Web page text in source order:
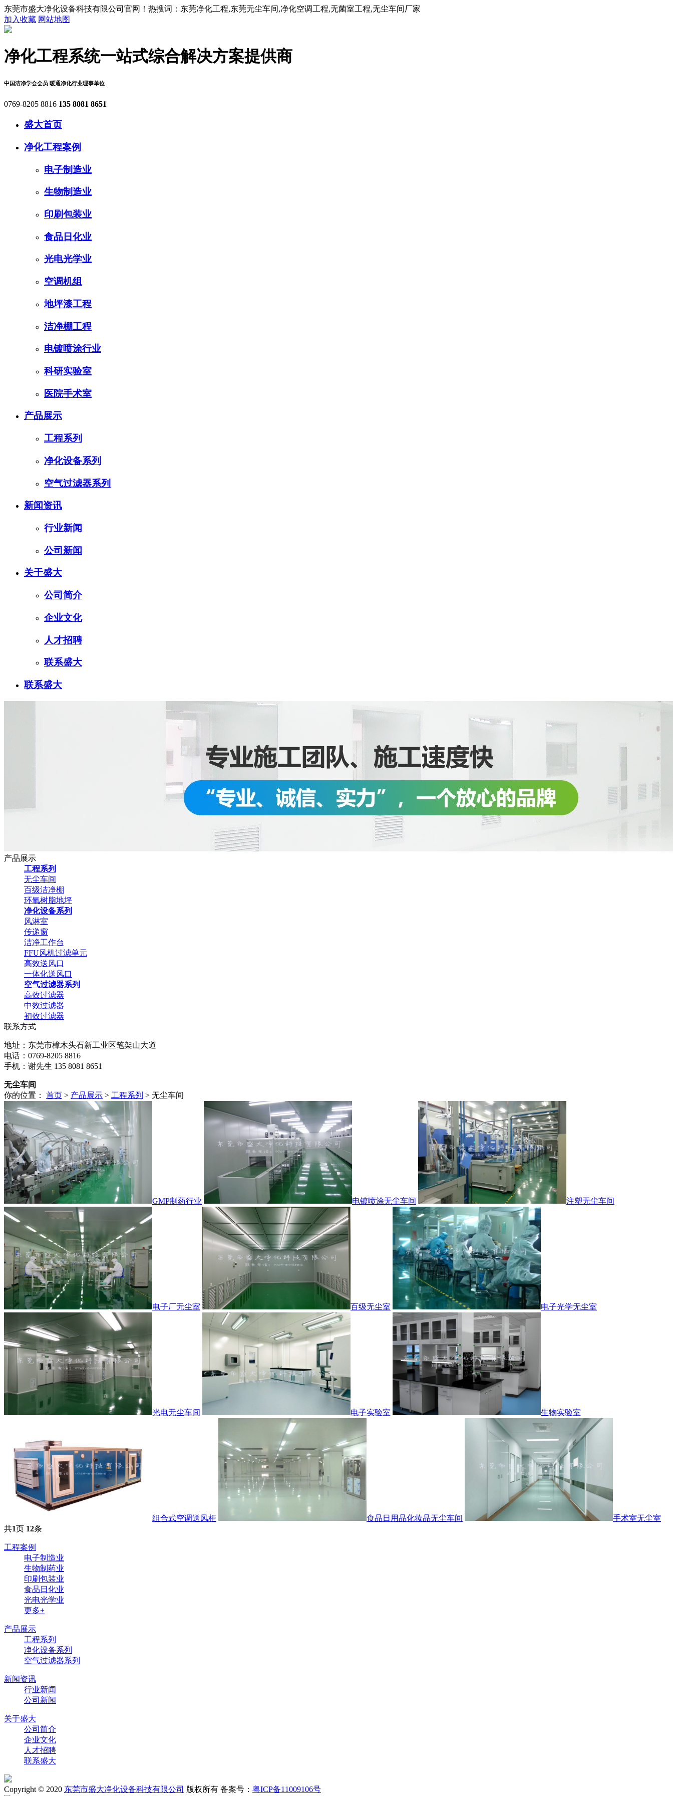
东莞市盛大净化设备科技有限公司官网！热搜词：东莞净化工程,东莞无尘车间,净化空调工程,无菌室工程,无尘车间厂家
加入收藏 网站地图
净化工程系统一站式综合解决方案提供商
中国洁净学会会员 暖通净化行业理事单位
0769-8205 8816 135 8081 8651
盛大首页
净化工程案例
电子制造业
生物制造业
印刷包装业
食品日化业
光电光学业
空调机组
地坪漆工程
洁净棚工程
电镀喷涂行业
科研实验室
医院手术室
产品展示
工程系列
净化设备系列
空气过滤器系列
新闻资讯
行业新闻
公司新闻
关于盛大
公司简介
企业文化
人才招聘
联系盛大
联系盛大
产品展示
工程系列
无尘车间
百级洁净棚
环氧树脂地坪
净化设备系列
风淋室
传递窗
洁净工作台
FFU风机过滤单元
高效送风口
一体化送风口
空气过滤器系列
高效过滤器
中效过滤器
初效过滤器
联系方式
地址：东莞市樟木头石新工业区笔架山大道
电话：0769-8205 8816
手机：谢先生 135 8081 8651
无尘车间
你的位置： 首页 > 产品展示 > 工程系列 > 无尘车间
GMP制药行业 电镀喷涂无尘车间 注塑无尘车间
电子厂无尘室 百级无尘室 电子光学无尘室
光电无尘车间 电子实验室 生物实验室
组合式空调送风柜 食品日用品化妆品无尘车间
手术室无尘室
共1页 12条
工程案例
电子制造业
生物制药业
印刷包装业
食品日化业
光电光学业
更多+
产品展示
工程系列
净化设备系列
空气过滤器系列
新闻资讯
行业新闻
公司新闻
关于盛大
公司简介
企业文化
人才招聘
联系盛大
Copyright © 2020 东莞市盛大净化设备科技有限公司 版权所有 备案号： 粤ICP备11009106号